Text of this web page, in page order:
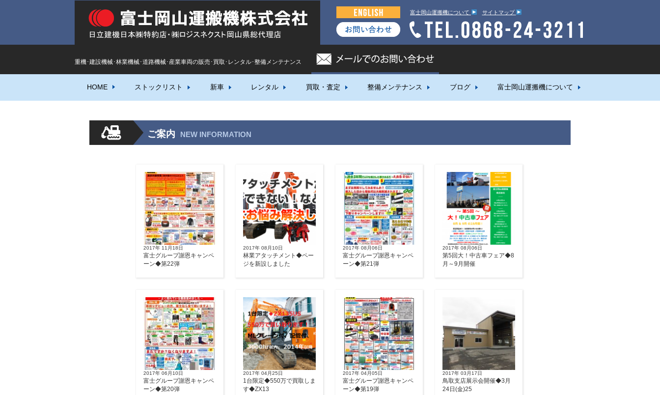
富士岡山運搬機について サイトマップ
重機･建設機械･林業機械･道路機械･産業車両の販売･買取･レンタル･整備メンテナンス
HOME ストックリスト 新車 レンタル 買取・査定 整備メンテナンス ブログ 富士岡山運搬機について
ご案内 NEW INFORMATION
2017年 11月18日
富士グループ謝恩キャンペ
ーン◆第22弾
2017年 08月10日
林業アタッチメント◆ペー
ジを新設しました
2017年 08月06日
富士グループ謝恩キャンペ
ーン◆第21弾
2017年 08月06日
第5回大！中古車フェア◆8
月～9月開催
2017年 06月10日
富士グループ謝恩キャンペ
ーン◆第20弾
2017年 04月25日
1台限定◆550万で買取しま
す◆ZX13
2017年 04月05日
富士グループ謝恩キャンペ
ーン◆第19弾
2017年 03月17日
鳥取支店展示会開催◆3月
24日(金)25